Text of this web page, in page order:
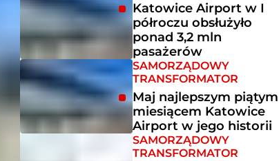
Katowice Airport w I
półroczu obsłużyło
ponad 3,2 mln
pasażerów
SAMORZĄDOWY
TRANSFORMATOR
Maj najlepszym piątym
miesiącem Katowice
Airport w jego historii
SAMORZĄDOWY
TRANSFORMATOR